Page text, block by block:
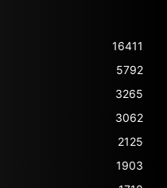
16411
5792
3265
3062
2125
1903